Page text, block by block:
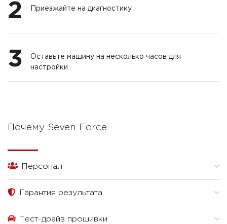
2 Приезжайте на диагностику
3
Оставьте машину на несколько часов для
настройки
Почему Seven Force
Персонал
Гарантия результата
Тест-драйв прошивки